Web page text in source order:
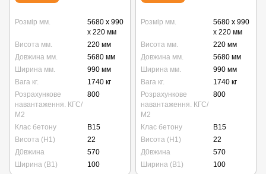
Розмір мм.
5680 x 990
x 220 мм
Висота мм.
220 мм
Довжина мм.
5680 мм
Ширина мм.
990 мм
Вага кг.
1740 кг
Розрахункове
навантаження. КГС/
М2
800
Клас бетону
B15
Висота (Н1)
22
Д0вжина
570
Ширина (В1)
100
Розмір мм.
5680 x 990
x 220 мм
Висота мм.
220 мм
Довжина мм.
5680 мм
Ширина мм.
990 мм
Вага кг.
1740 кг
Розрахункове
навантаження. КГС/
М2
800
Клас бетону
B15
Висота (Н1)
22
Д0вжина
570
Ширина (В1)
100